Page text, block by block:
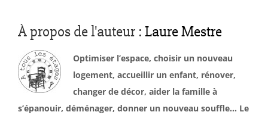
À propos de l'auteur : Laure Mestre
Optimiser l’espace, choisir un nouveau
logement, accueillir un enfant, rénover,
changer de décor, aider la famille à
s’épanouir, déménager, donner un nouveau souffle… Le